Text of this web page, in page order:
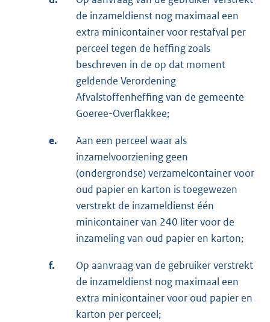
de inzameldienst nog maximaal een
extra minicontainer voor restafval per
perceel tegen de heffing zoals
beschreven in de op dat moment
geldende Verordening
Afvalstoffenheffing van de gemeente
Goeree-Overflakkee;
e.
Aan een perceel waar als
inzamelvoorziening geen
(ondergrondse) verzamelcontainer voor
oud papier en karton is toegewezen
verstrekt de inzameldienst één
minicontainer van 240 liter voor de
inzameling van oud papier en karton;
f.
Op aanvraag van de gebruiker verstrekt
de inzameldienst nog maximaal een
extra minicontainer voor oud papier en
karton per perceel;